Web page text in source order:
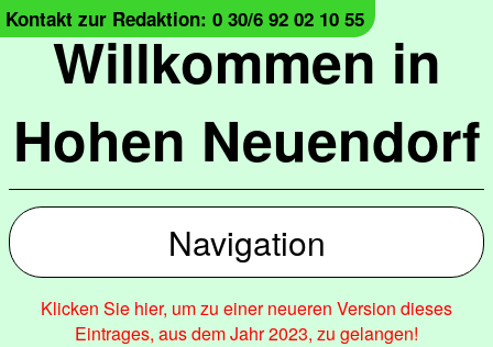
Willkommen in
Hohen Neuendorf
Kontakt zur Redaktion: 0 30/6 92 02 10 55
Navigation
Klicken Sie hier, um zu einer neueren Version dieses
Eintrages, aus dem Jahr 2023, zu gelangen!